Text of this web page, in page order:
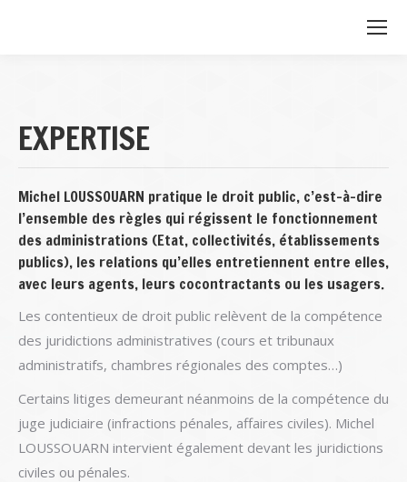
EXPERTISE
Michel LOUSSOUARN pratique le droit public, c’est-à-dire
l’ensemble des règles qui régissent le fonctionnement
des administrations (Etat, collectivités, établissements
publics), les relations qu’elles entretiennent entre elles,
avec leurs agents, leurs cocontractants ou les usagers.
Les contentieux de droit public relèvent de la compétence
des juridictions administratives (cours et tribunaux
administratifs, chambres régionales des comptes…)
Certains litiges demeurant néanmoins de la compétence du
juge judiciaire (infractions pénales, affaires civiles). Michel
LOUSSOUARN intervient également devant les juridictions
civiles ou pénales.